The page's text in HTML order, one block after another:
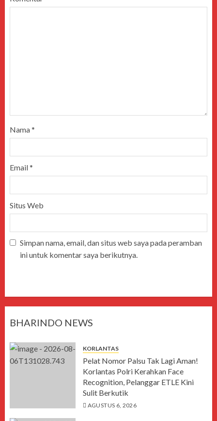
Nama*
Email*
Situs Web
Simpan nama, email, dan situs web saya pada peramban
ini untuk komentar saya berikutnya.
BHARINDO NEWS
KORLANTAS
Pelat Nomor Palsu Tak Lagi Aman!
Korlantas Polri Kerahkan Face
Recognition, Pelanggar ETLE Kini
Sulit Berkutik
AGUSTUS 6, 2026